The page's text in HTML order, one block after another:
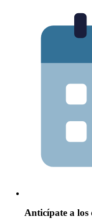
Anticípate a los